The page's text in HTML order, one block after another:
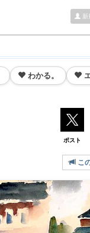
新
わかる。
ポスト
こ